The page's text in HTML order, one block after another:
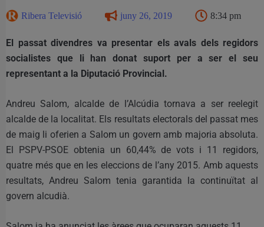
Ribera Televisió juny 26, 2019 8:34 pm
El passat divendres va presentar els avals dels regidors
socialistes que li han donat suport per a ser el seu
representant a la Diputació Provincial.
Andreu Salom, alcalde de l’Alcúdia tornava a ser reelegit
alcalde de la localitat. Els resultats electorals del passat mes
de maig li oferien a Salom un govern amb majoria absoluta.
El PSPV-PSOE obtenia un 60,44% de vots i 11 regidors,
quatre més que en les eleccions de l’any 2015. Amb aquests
resultats, Andreu Salom tenia garantida la continuïtat al
govern alcudià.